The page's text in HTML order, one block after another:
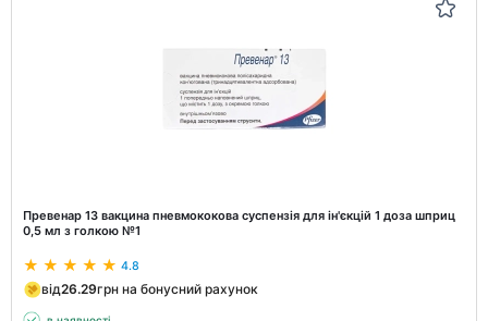
Превенар 13 вакцина пневмококова суспензія для ін'єкцій 1 доза шприц
0,5 мл з голкою №1
4.8
від26.29грн на бонусний рахунок